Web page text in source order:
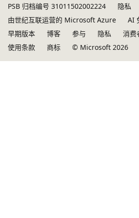
PSB 归档编号 31011502002224
隐私
由世纪互联运营的 Microsoft Azure
AI
早期版本
博客 参与 隐私
消费
使用条款
商标 © Microsoft 2026